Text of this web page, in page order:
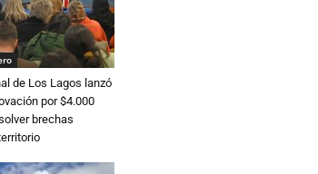
de Los Lagos lanzó
por $4.000
brechas